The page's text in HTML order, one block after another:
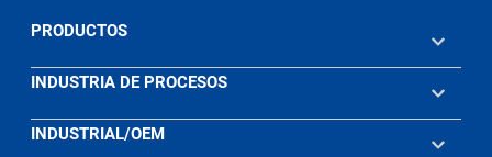
PRODUCTOS
INDUSTRIA DE PROCESOS
INDUSTRIAL/OEM